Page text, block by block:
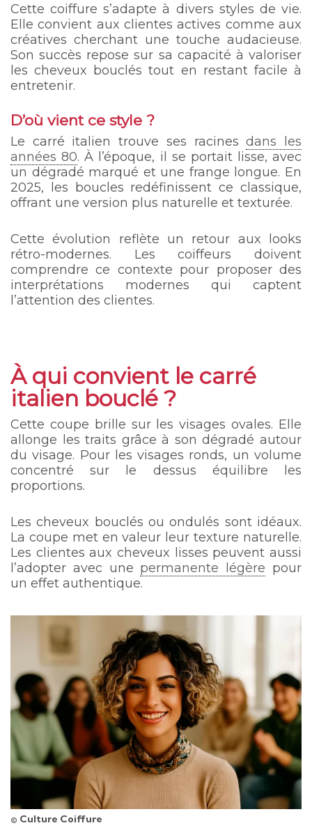
Cette coiffure s’adapte à divers styles de vie.
Elle convient aux clientes actives comme aux
créatives cherchant une touche audacieuse.
Son succès repose sur sa capacité à valoriser
les cheveux bouclés tout en restant facile à
entretenir.
D’où vient ce style ?
Le carré italien trouve ses racinesdans les
années 80. À l’époque, il se portait lisse, avec
un dégradé marqué et une frange longue. En
2025, les boucles redéfinissent ce classique,
offrant une version plus naturelle et texturée.
Cette évolution reflète un retour aux looks
rétro-modernes. Les coiffeurs doivent
comprendre ce contexte pour proposer des
interprétations modernes qui captent
l’attention des clientes.
À qui convient le carré
italien bouclé ?
Cette coupe brille sur les visages ovales. Elle
allonge les traits grâce à son dégradé autour
du visage. Pour les visages ronds, un volume
concentré sur le dessus équilibre les
proportions.
Les cheveux bouclés ou ondulés sont idéaux.
La coupe met en valeur leur texture naturelle.
Les clientes aux cheveux lisses peuvent aussi
l’adopter avec une permanente légère pour
un effet authentique.
© Culture Coiffure